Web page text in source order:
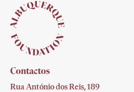
Contactos
Rua António dos Reis, 189